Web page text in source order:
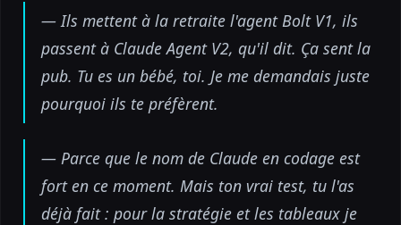
— Ils mettent à la retraite l'agent Bolt V1, ils
passent à Claude Agent V2, qu'il dit. Ça sent la
pub. Tu es un bébé, toi. Je me demandais juste
pourquoi ils te préfèrent.
— Parce que le nom de Claude en codage est
fort en ce moment. Mais ton vrai test, tu l'as
déjà fait : pour la stratégie et les tableaux je